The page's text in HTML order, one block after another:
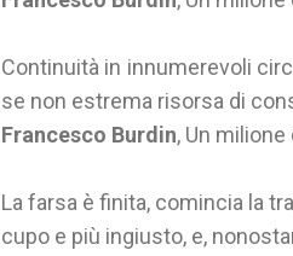
Continuità in innumerevoli
se non estrema risorsa di
Francesco Burdin, Un milione
La farsa è finita, comincia la
cupo e più ingiusto, e,